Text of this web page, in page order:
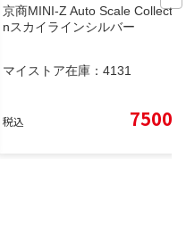
京商MINI-Z Auto Scale Collectio
nスカイラインシルバー
マイストア在庫： 4131
税込 7500